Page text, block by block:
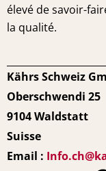
élevé de savoir-
la qualité.
Kährs Schweiz
Oberschwendi 25
9104 Waldstatt
Suisse
Email :